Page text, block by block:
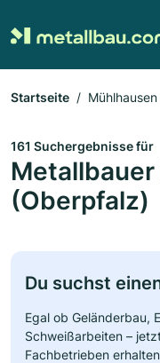
Startseite
161 Suchergebnisse für
(Oberpfalz)
Du suchst
Egal ob Geländerbau,
Schweißarbeiten –
Fachbetrieben